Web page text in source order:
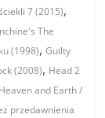
7 (2015),
The
(1998),Guilty
(2008), Head 2
Heaven and Earth /
przedawnienia